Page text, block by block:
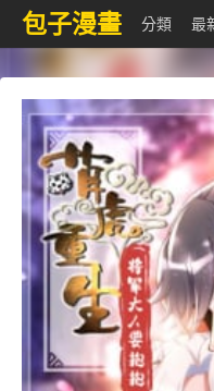
包子漫畫 分類 最